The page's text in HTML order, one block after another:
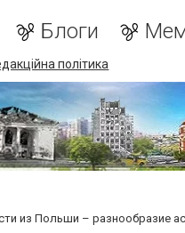
Блоги
політика
из Польши – разнообразие